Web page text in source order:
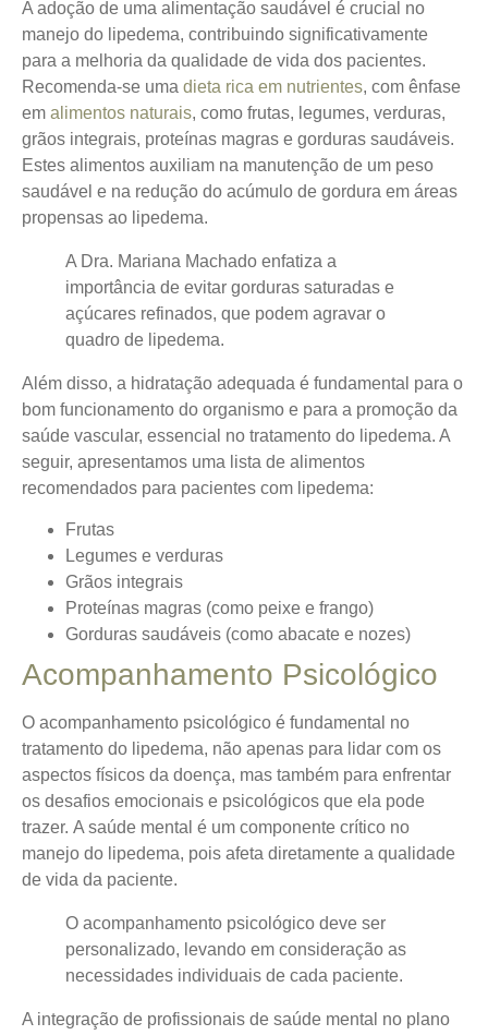
A adoção de uma alimentação saudável é crucial no
manejo do lipedema, contribuindo significativamente
para a melhoria da qualidade de vida dos pacientes.
Recomenda-se uma dieta rica em nutrientes, com ênfase
em alimentos naturais, como frutas, legumes, verduras,
grãos integrais, proteínas magras e gorduras saudáveis.
Estes alimentos auxiliam na manutenção de um peso
saudável e na redução do acúmulo de gordura em áreas
propensas ao lipedema.
A Dra. Mariana Machado enfatiza a
importância de evitar gorduras saturadas e
açúcares refinados, que podem agravar o
quadro de lipedema.
Além disso, a hidratação adequada é fundamental para o
bom funcionamento do organismo e para a promoção da
saúde vascular, essencial no tratamento do lipedema. A
seguir, apresentamos uma lista de alimentos
recomendados para pacientes com lipedema:
Frutas
Legumes e verduras
Grãos integrais
Proteínas magras (como peixe e frango)
Gorduras saudáveis (como abacate e nozes)
Acompanhamento Psicológico
O acompanhamento psicológico é fundamental no
tratamento do lipedema, não apenas para lidar com os
aspectos físicos da doença, mas também para enfrentar
os desafios emocionais e psicológicos que ela pode
trazer. A saúde mental é um componente crítico no
manejo do lipedema, pois afeta diretamente a qualidade
de vida da paciente.
O acompanhamento psicológico deve ser
personalizado, levando em consideração as
necessidades individuais de cada paciente.
A integração de profissionais de saúde mental no plano